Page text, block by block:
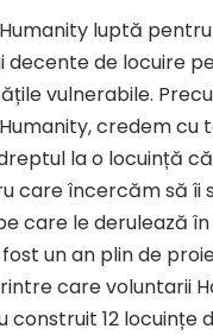
luptă
decente de locuire
vulnerabile.
credem cu
la o locuință
care încercăm să îi
care le derulează în
fost un an plin de
care voluntarii
construit 12 locuințe